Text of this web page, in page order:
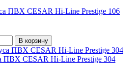
ПВХ CESAR Hi-Line Prestige 106
В корзину
ПВХ CESAR Hi-Line Prestige 304